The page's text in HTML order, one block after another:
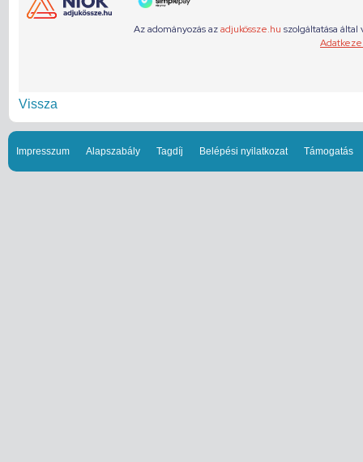
Vissza
Impresszum Alapszabály Tagdíj Belépési nyilatkozat Támogatás